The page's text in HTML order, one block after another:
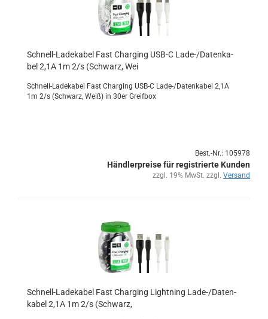
Schnell-​​La­de­ka­bel Fast Char­ging USB-C Lade-/Da­ten­ka­
bel 2,1A 1m 2/s (Schwarz, Wei
Schnell-​Ladekabel Fast Char­ging USB-C Lade-/Da­ten­ka­bel 2,1A
1m 2/s (Schwarz, Weiß) in 30er Greif­box
Best.-Nr.: 105978
Händlerpreise für registrierte Kunden
zzgl. 19% MwSt. zzgl. Versand
Schnell-​​La­de­ka­bel Fast Char­ging Light­ning Lade-/Da­ten­
ka­bel 2,1A 1m 2/s (Schwarz,